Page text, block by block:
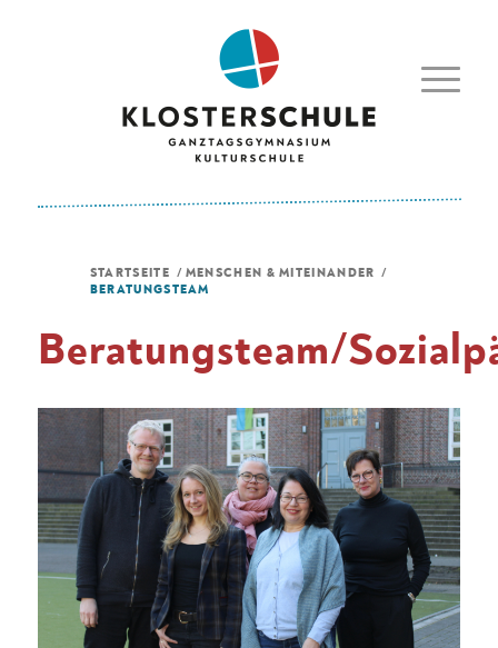
STARTSEITE / MENSCHEN & MITEINANDER /
BERATUNGSTEAM
Beratungsteam/